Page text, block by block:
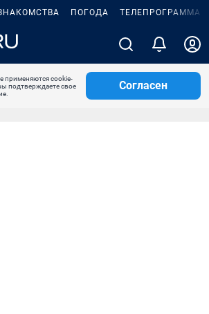
ПОГОДА ТЕЛЕПРОГРАММА
применяются cookie-
подтверждаете свое
Согласен